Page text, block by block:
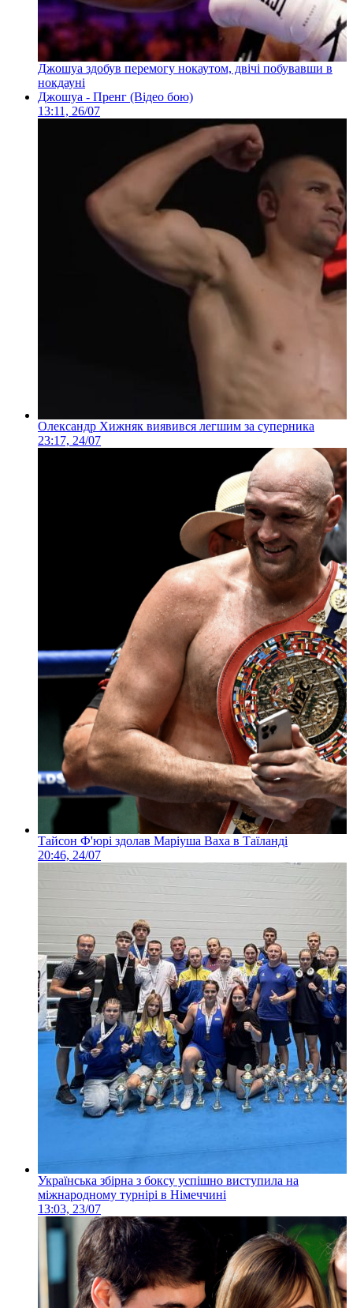
Джошуа здобув перемогу нокаутом, двічі побувавши в
нокдауні
Джошуа - Пренг (Відео бою)
13:11, 26/07
Олександр Хижняк виявився легшим за суперника
23:17, 24/07
Тайсон Ф'юрі здолав Маріуша Ваха в Таїланді
20:46, 24/07
Українська збірна з боксу успішно виступила на
міжнародному турнірі в Німеччині
13:03, 23/07